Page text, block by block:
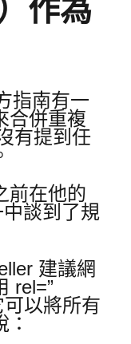
作為
指南有一
合併重複
有提到任
前在他的
談到了規
建議網
rel=”
可以將所有
：